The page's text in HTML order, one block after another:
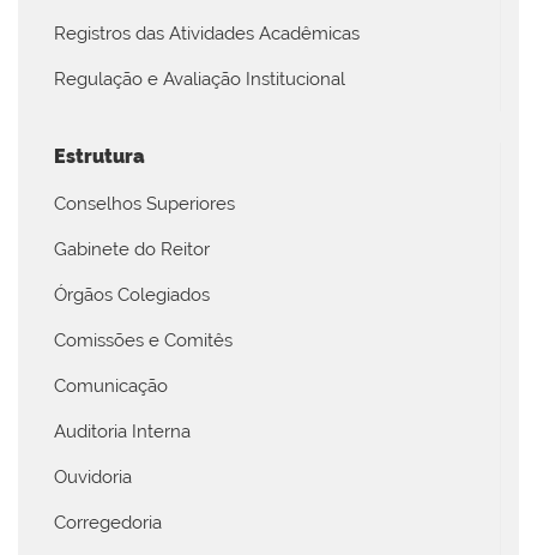
Registros das Atividades Acadêmicas
Regulação e Avaliação Institucional
Estrutura
Conselhos Superiores
Gabinete do Reitor
Órgãos Colegiados
Comissões e Comitês
Comunicação
Auditoria Interna
Ouvidoria
Corregedoria